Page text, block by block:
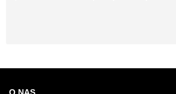
O NAS